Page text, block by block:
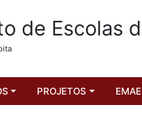
de Escolas
PROJETOS